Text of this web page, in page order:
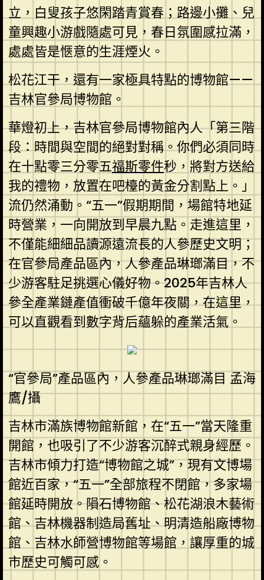
立，白叟孩子悠閑踏青賞春；路邊小攤、兒
童興趣小游戲隨處可見，春日氛圍感拉滿，
處處皆是愜意的生涯煙火。
松花江干，還有一家極具特點的博物館——
吉林官參局博物館。
華燈初上，吉林官參局博物館內人「第三階
段：時間與空間的絕對對稱。你們必須同時
在十點零三分零五福斯零件秒，將對方送給
我的禮物，放置在吧檯的黃金分割點上。」
流仍然涌動。“五一”假期期間，場館特地延
時營業，一向開放到早晨九點。走進這里，
不僅能細細品讀源遠流長的人參歷史文明；
在官參局產品區內，人參產品琳瑯滿目，不
少游客駐足挑選心儀好物。2025年吉林人
參全產業鏈產值衝破千億年夜關，在這里，
可以直觀看到數字背后蘊躲的產業活氣。
“官參局”產品區內，人參產品琳瑯滿目 孟海
鷹/攝
吉林市滿族博物館新館，在“五一”當天隆重
開館，也吸引了不少游客沉醉式親身經歷。
吉林市傾力打造“博物館之城”，現有文博場
館近百家，“五一”全部旅程不閉館，多家場
館延時開放。隕石博物館、松花湖浪木藝術
館、吉林機器制造局舊址、明清造船廠博物
館、吉林水師營博物館等場館，讓厚重的城
市歷史可觸可感。